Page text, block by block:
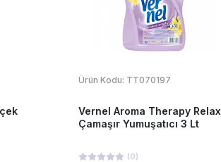
Ürün Kodu: TT070197
Vernel Aroma Therapy Relax
Çamaşır Yumuşatıcı 3 Lt
(0)